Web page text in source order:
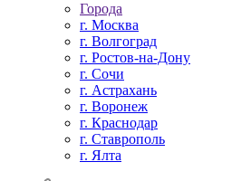
Города
г. Москва
г. Волгоград
г. Ростов-на-Дону
г. Сочи
г. Астрахань
г. Воронеж
г. Краснодар
г. Ставрополь
г. Ялта